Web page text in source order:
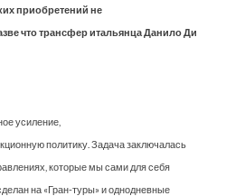
приобретений не
что трансфер итальянца Данило Ди
усиление,
политику. Задача заключалась
которые мы сами для себя
на «Гран-туры» и однодневные